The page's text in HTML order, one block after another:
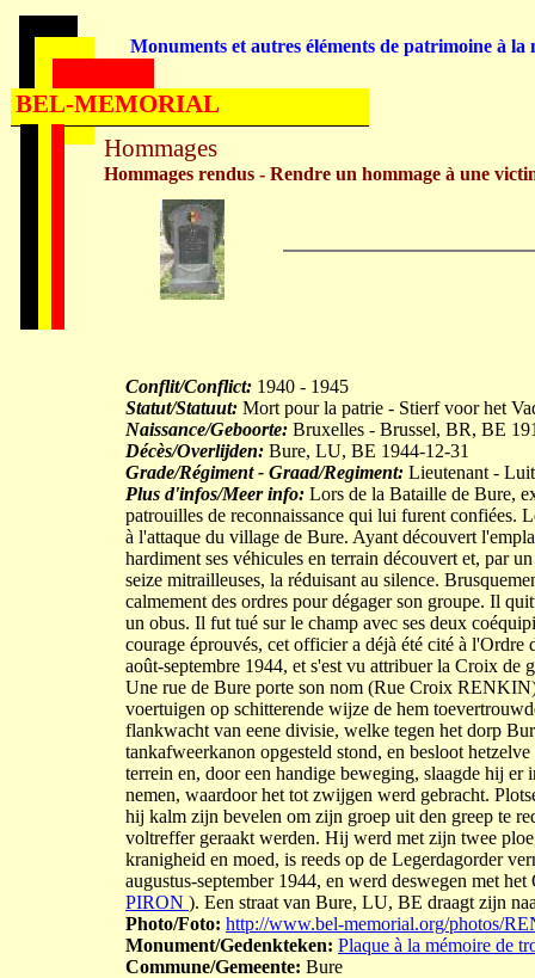
Conflit/Conflict: 1940 - 1945
Statut/Statuut: Mort pour la patrie - Stierf voor het
Naissance/Geboorte: Bruxelles - Brussel, BR, BE
Décès/Overlijden: Bure, LU, BE 1944-12-31
Grade/Régiment - Graad/Regiment: Lieutenant -
Plus d'infos/Meer info: Lors de la Bataille de Bure,
patrouilles de reconnaissance qui lui furent confiées.
à l'attaque du village de Bure. Ayant découvert
hardiment ses véhicules en terrain découvert et, par
seize mitrailleuses, la réduisant au silence.
calmement des ordres pour dégager son groupe. Il
un obus. Il fut tué sur le champ avec ses deux
courage éprouvés, cet officier a déjà été cité à
août-septembre 1944, et s'est vu attribuer la Croix de
Une rue de Bure porte son nom (Rue Croix
voertuigen op schitterende wijze de hem
flankwacht van eene divisie, welke tegen het dorp
tankafweerkanon opgesteld stond, en besloot
terrein en, door een handige beweging, slaagde hij
nemen, waardoor het tot zwijgen werd gebracht.
hij kalm zijn bevelen om zijn groep uit den greep te
voltreffer geraakt werden. Hij werd met zijn twee
kranigheid en moed, is reeds op de Legerdagorder
augustus-september 1944, en werd deswegen met
PIRON ). Een straat van Bure, LU, BE draagt zijn
Photo/Foto: http://www.bel-memorial.org/photos/
Monument/Gedenkteken: Plaque à la mémoire de
Commune/Gemeente: Bure
Hommages
Hommages rendus - Rendre un hommage à une
Monuments et autres éléments de patrimoine à la
BEL-MEMORIAL